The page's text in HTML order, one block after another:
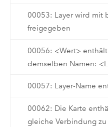
00053: Layer wird mit
freigegeben
00056: <Wert>
demselben Namen:
00057: Layer-Name
00062: Die Karte
gleiche Verbindung